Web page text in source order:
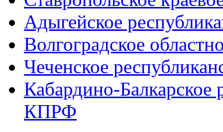
Адыгейское
Волгоградское
Чеченское
Кабардино-Балкарское
КПРФ